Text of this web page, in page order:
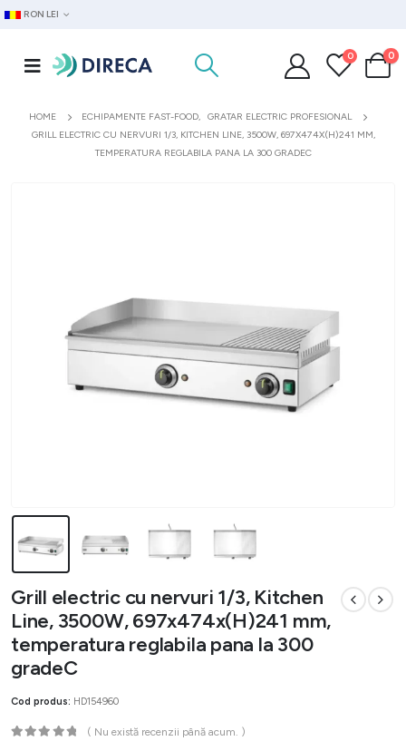
RON LEI
0 0
HOME ECHIPAMENTE FAST-FOOD,
GRATAR ELECTRIC PROFESIONAL
GRILL ELECTRIC CU NERVURI 1/3, KITCHEN LINE, 3500W, 697X474X(H)241 MM,
TEMPERATURA REGLABILA PANA LA 300 GRADEC
Grill electric cu nervuri 1/3, Kitchen
Line, 3500W, 697x474x(H)241 mm,
temperatura reglabila pana la 300
gradeC
Cod produs: HD154960
( Nu există recenzii până acum. )